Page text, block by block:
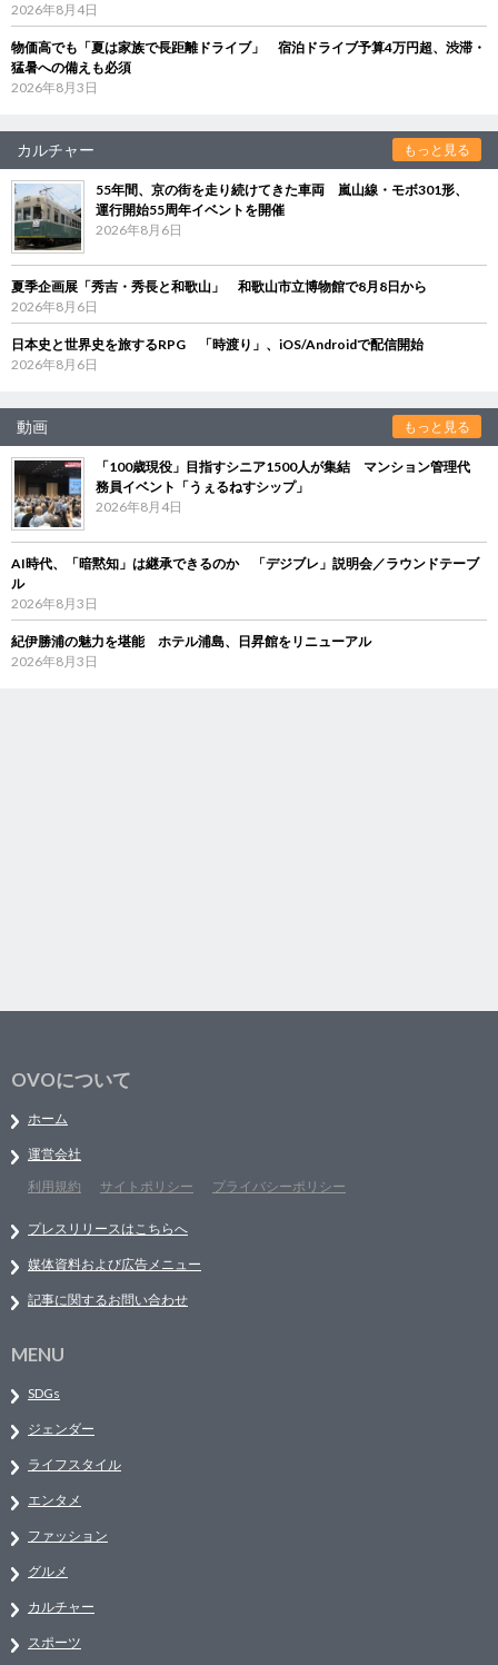
2026年8月4日
物価高でも「夏は家族で長距離ドライブ」 宿泊ドライブ予算4万円超、渋滞・
猛暑への備えも必須
2026年8月3日
カルチャー もっと見る
55年間、京の街を走り続けてきた車両 嵐山線・モボ301形、
運行開始55周年イベントを開催
2026年8月6日
夏季企画展「秀吉・秀長と和歌山」 和歌山市立博物館で8月8日から
2026年8月6日
日本史と世界史を旅するRPG 「時渡り」、iOS/Androidで配信開始
2026年8月6日
動画 もっと見る
「100歳現役」目指すシニア1500人が集結 マンション管理代
務員イベント「うぇるねすシップ」
2026年8月4日
AI時代、「暗黙知」は継承できるのか 「デジブレ」説明会／ラウンドテーブ
ル
2026年8月3日
紀伊勝浦の魅力を堪能 ホテル浦島、日昇館をリニューアル
2026年8月3日
OVOについて
ホーム
運営会社
利用規約
サイトポリシー プライバシーポリシー
プレスリリースはこちらへ
媒体資料および広告メニュー
記事に関するお問い合わせ
MENU
SDGs
ジェンダー
ライフスタイル
エンタメ
ファッション
グルメ
カルチャー
スポーツ